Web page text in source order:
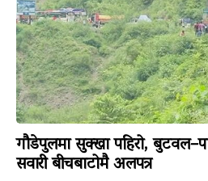
गौडेपुलमा सुक्खा पहिरो,
सवारी बीचबाटोमै अलपत्र